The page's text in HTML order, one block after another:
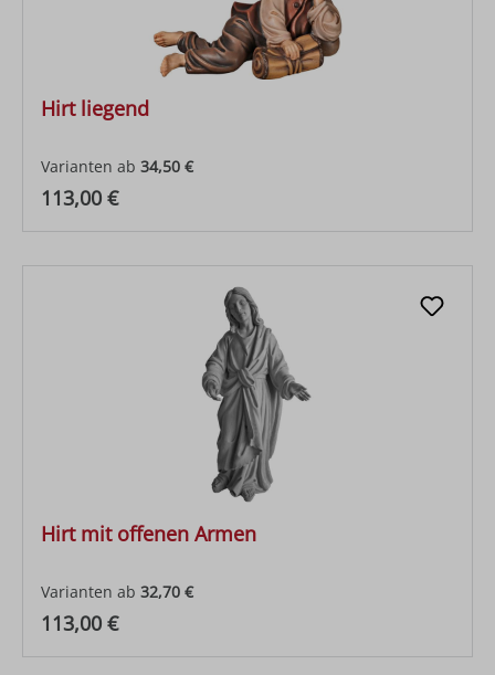
Hirt liegend
Varianten ab 34,50 €
Regulärer Preis:
113,00 €
Hirt mit offenen Armen
Varianten ab 32,70 €
Regulärer Preis:
113,00 €